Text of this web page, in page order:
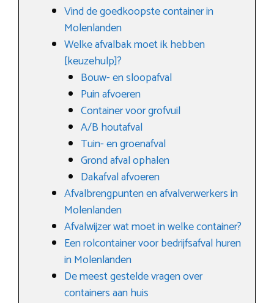
Vind de goedkoopste container in
Molenlanden
Welke afvalbak moet ik hebben
[keuzehulp]?
Bouw- en sloopafval
Puin afvoeren
Container voor grofvuil
A/B houtafval
Tuin- en groenafval
Grond afval ophalen
Dakafval afvoeren
Afvalbrengpunten en afvalverwerkers in
Molenlanden
Afvalwijzer wat moet in welke container?
Een rolcontainer voor bedrijfsafval huren
in Molenlanden
De meest gestelde vragen over
containers aan huis